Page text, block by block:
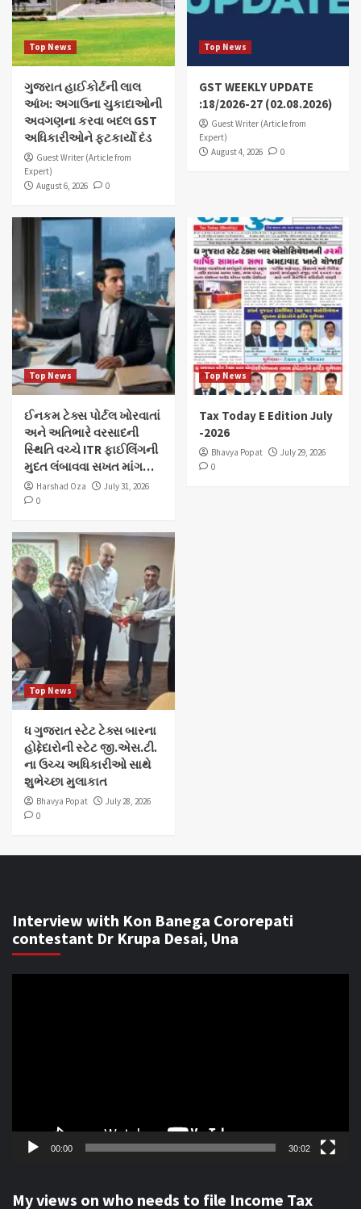
Top News
ગુજરાત હાઈકોર્ટની લાલ
આંખ: અગાઉના ચુકાદાઓની
અવગણના કરવા બદલ GST
અધિકારીઓને ફટકાર્યો દંડ
Guest Writer (Article from
Expert)
August 6, 2026
0
Top News
GST WEEKLY UPDATE
:18/2026-27 (02.08.2026)
Guest Writer (Article from
Expert)
August 4, 2026
0
Top News
ઈનકમ ટેક્સ પોર્ટલ ખોરવાતાં
અને અતિભારે વરસાદની
સ્થિતિ વચ્ચે ITR ફાઈલિંગની
મુદત લંબાવવા સખત માંગ…
Harshad Oza
July 31, 2026
0
Top News
Tax Today E Edition July
-2026
Bhavya Popat
July 29, 2026
0
Top News
ધ ગુજરાત સ્ટેટ ટેક્સ બારના
હોદ્દેદારોની સ્ટેટ જી.એસ.ટી.
ના ઉચ્ચ અધિકારીઓ સાથે
શુભેચ્છા મુલાકાત
Bhavya Popat
July 28, 2026
0
Interview with Kon Banega Cororepati
contestant Dr Krupa Desai, Una
00:00 30:02
My views on who needs to file Income Tax